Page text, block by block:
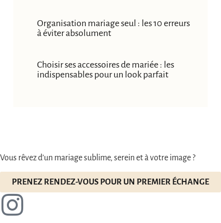
Organisation mariage seul : les 10 erreurs
à éviter absolument
Choisir ses accessoires de mariée : les
indispensables pour un look parfait
Vous rêvez d’un mariage sublime, serein et à votre image ?
PRENEZ RENDEZ-VOUS POUR UN PREMIER ÉCHANGE